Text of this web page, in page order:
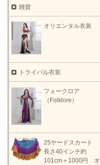
雑貨
オリエンタル衣装
トライバル衣装
フォークロア
（Folklore）
25ヤードスカート
長さ40インチ約
101cm＋1000円 オ